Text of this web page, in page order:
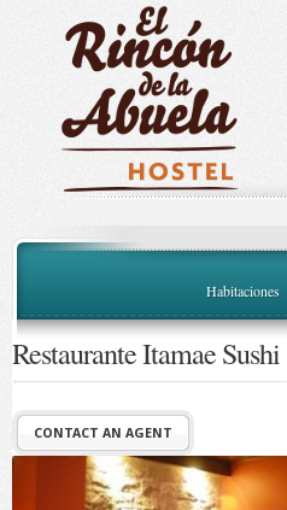
Habitaciones
Restaurante Itamae Sushi
CONTACT AN AGENT